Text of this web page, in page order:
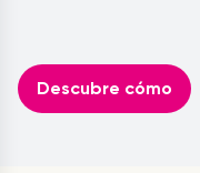
Descubre cómo